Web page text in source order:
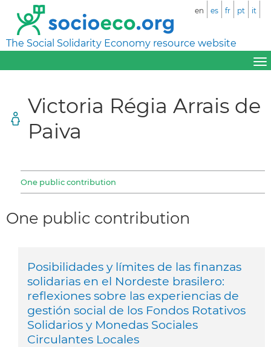
The Social Solidarity Economy resource website
en es fr pt it
Victoria Régia Arrais de
Paiva
One public contribution
One public contribution
Posibilidades y límites de las finanzas
solidarias en el Nordeste brasilero:
reflexiones sobre las experiencias de
gestión social de los Fondos Rotativos
Solidarios y Monedas Sociales
Circulantes Locales